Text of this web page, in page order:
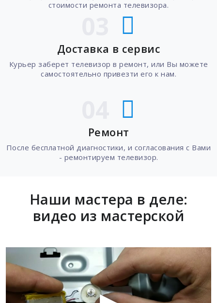
стоимости ремонта телевизора.
Доставка в сервис
Курьер заберет телевизор в ремонт, или Вы можете
самостоятельно привезти его к нам.
Ремонт
После бесплатной диагностики, и согласования с Вами
- ремонтируем телевизор.
Наши мастера в деле:
видео из мастерской